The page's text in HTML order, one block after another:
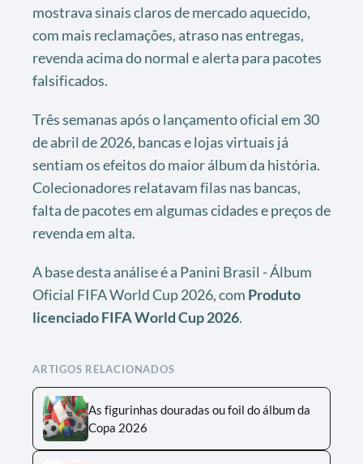
mostrava sinais claros de mercado aquecido,
com mais reclamações, atraso nas entregas,
revenda acima do normal e alerta para pacotes
falsificados.
Três semanas após o lançamento oficial em 30
de abril de 2026, bancas e lojas virtuais já
sentiam os efeitos do maior álbum da história.
Colecionadores relatavam filas nas bancas,
falta de pacotes em algumas cidades e preços de
revenda em alta.
A base desta análise é a Panini Brasil - Álbum
Oficial FIFA World Cup 2026, com Produto
licenciado FIFA World Cup 2026.
ARTIGOS RELACIONADOS
As figurinhas douradas ou foil do álbum da
Copa 2026